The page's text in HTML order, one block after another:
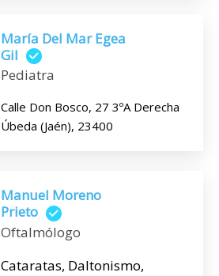
María Del Mar Egea
Gil
Pediatra
Calle Don Bosco, 27 3ºA Derecha
Úbeda (Jaén), 23400
Manuel Moreno
Prieto
Oftalmólogo
Cataratas, Daltonismo,